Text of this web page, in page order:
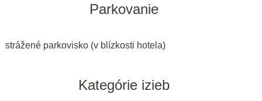
Parkovanie
strážené parkovisko (v blízkosti hotela)
Kategórie izieb